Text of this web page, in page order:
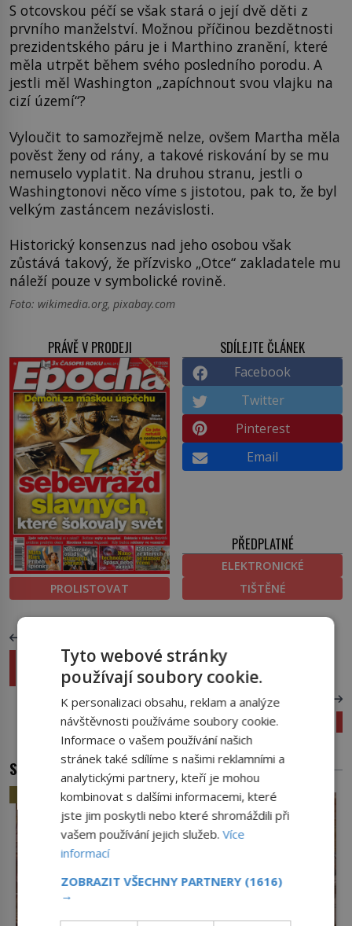
S otcovskou péčí se však stará o její dvě děti z
prvního manželství. Možnou příčinou bezdětnosti
prezidentského páru je i Marthino zranění, které
měla utrpět během svého posledního porodu. A
jestli měl Washington „zapíchnout svou vlajku na
cizí území“?
Vyloučit to samozřejmě nelze, ovšem Martha měla
pověst ženy od rány, a takové riskování by se mu
nemuselo vyplatit. Na druhou stranu, jestli o
Washingtonovi něco víme s jistotou, pak to, že byl
velkým zastáncem nezávislosti.
Historický konsenzus nad jeho osobou však
zůstává takový, že přízvisko „Otce“ zakladatele mu
náleží pouze v symbolické rovině.
Foto: wikimedia.org, pixabay.com
PRÁVĚ V PRODEJI
PROLISTOVAT
SDÍLEJTE ČLÁNEK
Facebook
Twitter
Pinterest
Email
PŘEDPLATNÉ
ELEKTRONICKÉ
TIŠTĚNÉ
Antarktida rozmrzává: Co odhalí ledové
království?
DALŠÍ ČLÁNEK
Krysy trochu jinak: Změníte na ně názor?
SOUVISEJÍCÍ ČLÁNKY
HISTORIE
Tyto webové stránky
používají soubory cookie.
K personalizaci obsahu, reklam a analýze
návštěvnosti používáme soubory cookie.
Informace o vašem používání našich
stránek také sdílíme s našimi reklamními a
analytickými partnery, kteří je mohou
kombinovat s dalšími informacemi, které
jste jim poskytli nebo které shromáždili při
vašem používání jejich služeb.Více
informací
ZOBRAZIT VŠECHNY PARTNERY (1616)
→